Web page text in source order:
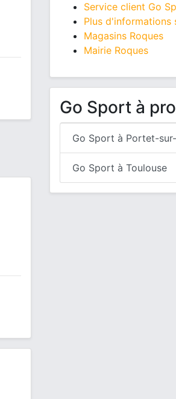
Service client Go
Plus d'informations
Magasins Roques
Mairie Roques
Go Sport à
Go Sport à Portet-
Go Sport à Toulouse